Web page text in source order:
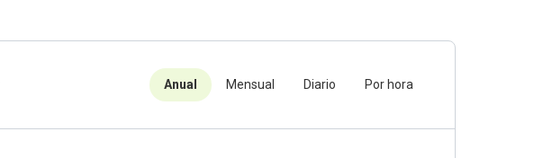
Anual Mensual Diario Por hora